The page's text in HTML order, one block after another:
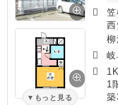
もっと見る
岐
1K
1
築